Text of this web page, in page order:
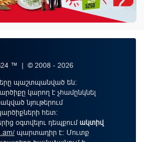
™ | © 2008 - 2026
պաշտպանված են:
կարող է չհամընկնել
նյութերում
հետ:
օգտվելու դեպքումակտիվ
պարտադիր է: Մուտք